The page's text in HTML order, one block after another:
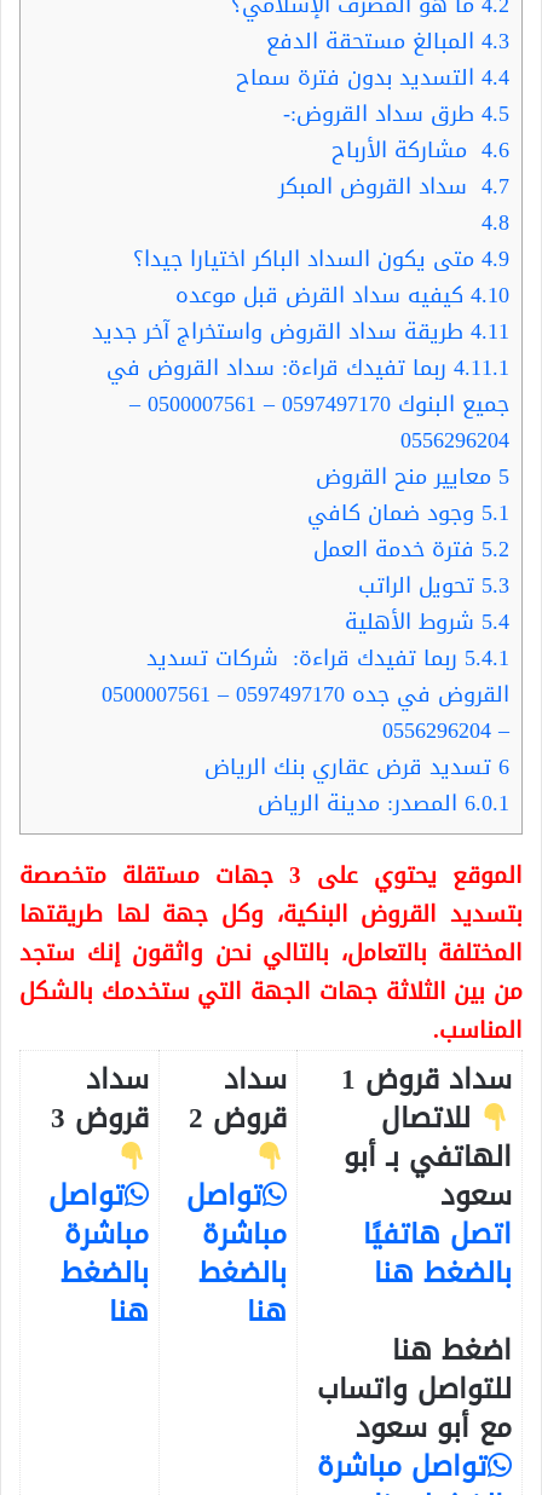
4.3 المبالغ مستحقة الدفع
4.4 التسديد بدون فترة سماح
4.5 طرق سداد القروض:-
4.6 مشاركة الأرباح
4.7 سداد القروض المبكر
4.8
4.9متى يكون السداد الباكر اختيارا جيدا؟
4.10 كيفيه سداد القرض قبل موعده
4.11 طريقة سداد القروض واستخراج آخر جديد
4.11.1 ربما تفيدك قراءة: سداد القروض في
جميع البنوك 0597497170 – 0500007561 –
0556296204
5 معايير منح القروض
5.1 وجود ضمان كافي
5.2 فترة خدمة العمل
5.3 تحويل الراتب
5.4 شروط الأهلية
5.4.1 ربما تفيدك قراءة: شركات تسديد
القروض في جده 0597497170 – 0500007561
– 0556296204
6تسديد قرض عقاري بنك الرياض
6.0.1 المصدر: مدينة الرياض
الموقع يحتوي على 3 جهات مستقلة متخصصة
بتسديد القروض البنكية، وكل جهة لها طريقتها
المختلفة بالتعامل، بالتالي نحن واثقون إنك ستجد
من بين الثلاثة جهات الجهة التي ستخدمك بالشكل
المناسب.
سداد قروض 1
للاتصال
الهاتفي بـ أبو
سعود
اتصل هاتفيًا
بالضغط هنا
اضغط هنا
للتواصل واتساب
مع أبو سعود
تواصل مباشرة
سداد
قروض 2
تواصل
مباشرة
بالضغط
هنا
سداد
قروض 3
تواصل
مباشرة
بالضغط
هنا